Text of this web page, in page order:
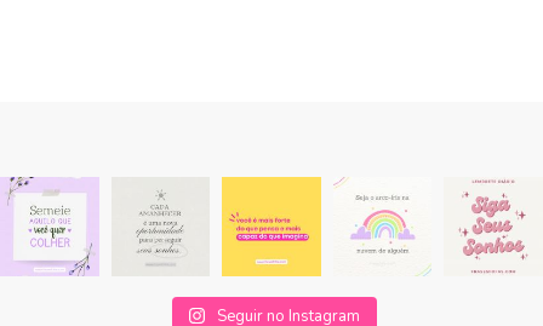
Seguir no Instagram